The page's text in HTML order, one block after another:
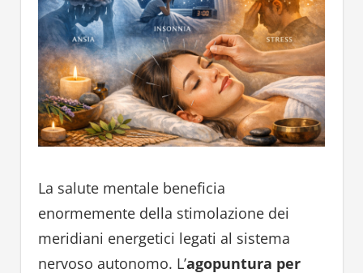
La salute mentale beneficia
enormemente della stimolazione dei
meridiani energetici legati al sistema
nervoso autonomo. L’agopuntura per